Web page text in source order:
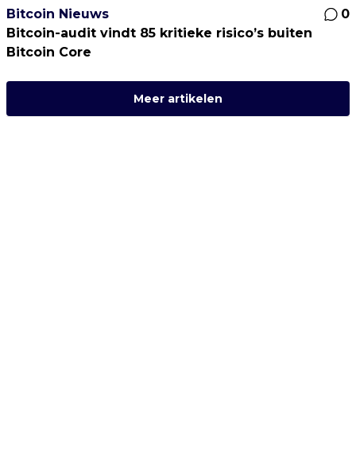
Bitcoin Nieuws
0
Bitcoin-audit vindt 85 kritieke risico’s buiten
Bitcoin Core
Meer artikelen